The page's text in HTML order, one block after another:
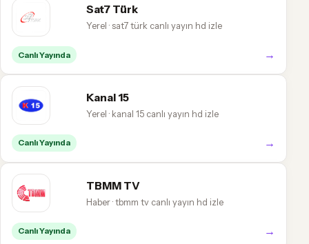
Sat7 Türk
Yerel · sat7 türk canlı yayın hd izle
Canlı Yayında →
Kanal 15
Yerel · kanal 15 canlı yayın hd izle
Canlı Yayında →
TBMM TV
Haber · tbmm tv canlı yayın hd izle
Canlı Yayında →